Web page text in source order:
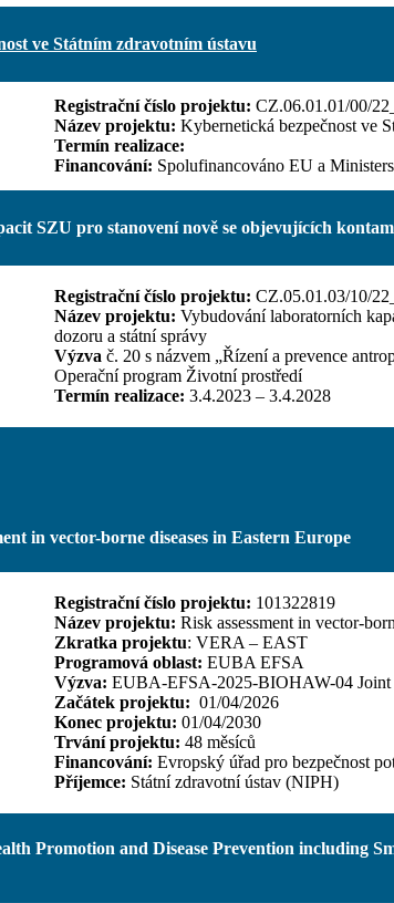
ve Státním zdravotním ústavu
Registrační číslo projektu: CZ.06.01.01/00/
Název projektu: Kybernetická bezpečnost ve
Termín realizace:
Financování: Spolufinancováno EU a
SZU pro stanovení nově se objevujících
Registrační číslo projektu: CZ.05.01.03/10/
Název projektu: Vybudování laboratorních
dozoru a státní správy
Výzva č. 20 s názvem „Řízení a prevence
Operační program Životní prostředí
Termín realizace: 3.4.2023 – 3.4.2028
in vector-borne diseases in Eastern Europe
Registrační číslo projektu: 101322819
Název projektu: Risk assessment in vector-
Zkratka projektu: VERA – EAST
Programová oblast: EUBA EFSA
Výzva: EUBA-EFSA-2025-BIOHAW-04 Joint
Začátek projektu: 01/04/2026
Konec projektu: 01/04/2030
Trvání projektu: 48 měsíců
Financování: Evropský úřad pro bezpečnost
Příjemce: Státní zdravotní ústav (NIPH)
Promotion and Disease Prevention including